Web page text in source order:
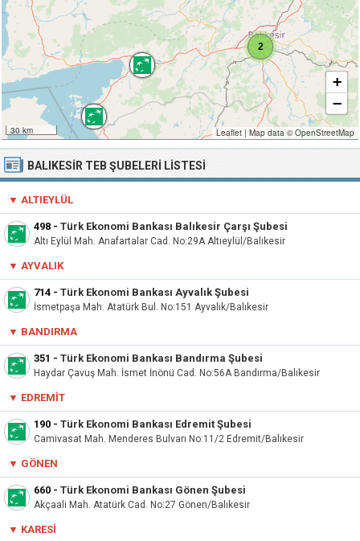
2
30 km
+
−
Leaflet | Map data ©OpenStreetMap
BALIKESIR TEB ŞUBELERI LISTESI
▼ ALTIEYLÜL
498 - Türk Ekonomi Bankası Balıkesir Çarşı Şubesi
Altı Eylül Mah. Anafartalar Cad. No:29A Altıeylül/Balıkesir
▼ AYVALIK
714 - Türk Ekonomi Bankası Ayvalık Şubesi
İsmetpaşa Mah. Atatürk Bul. No:151 Ayvalık/Balıkesir
▼ BANDIRMA
351 - Türk Ekonomi Bankası Bandırma Şubesi
Haydar Çavuş Mah. İsmet İnönü Cad. No:56A Bandırma/Balıkesir
▼ EDREMIT
190 - Türk Ekonomi Bankası Edremit Şubesi
Camivasat Mah. Menderes Bulvarı No:11/2 Edremit/Balıkesir
▼ GÖNEN
660 - Türk Ekonomi Bankası Gönen Şubesi
Akçaali Mah. Atatürk Cad. No:27 Gönen/Balıkesir
▼ KARESI